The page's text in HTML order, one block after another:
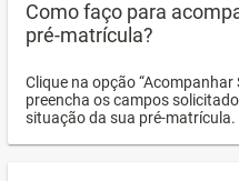
Como faço para
pré-matrícula?
Clique na opção
preencha os campos
situação da sua pré-matrícula.